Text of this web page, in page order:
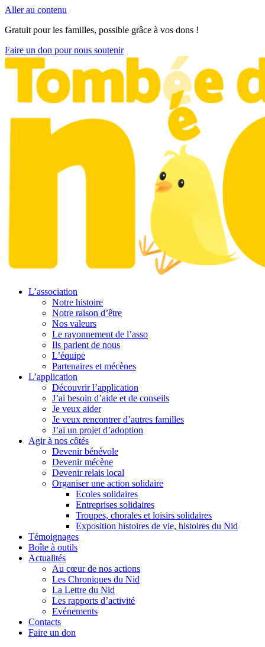
Aller au contenu
Gratuit pour les familles, possible grâce à vos dons !
Faire un don pour nous soutenir
L’association
Notre histoire
Notre raison d’être
Nos valeurs
Le rayonnement de l’asso
Ils parlent de nous
L’équipe
Partenaires et mécènes
L’application
Découvrir l’application
J’ai besoin d’aide et de conseils
Je veux aider
Je veux rencontrer d’autres familles
J’ai un projet d’adoption
Agir à nos côtés
Devenir bénévole
Devenir mécène
Devenir relais local
Organiser une action solidaire
Ecoles solidaires
Entreprises solidaires
Troupes, chorales et loisirs solidaires
Exposition histoires de vie, histoires du Nid
Témoignages
Boîte à outils
Actualités
Au cœur de nos actions
Les Chroniques du Nid
La Lettre du Nid
Les rapports d’activité
Evénements
Contacts
Faire un don